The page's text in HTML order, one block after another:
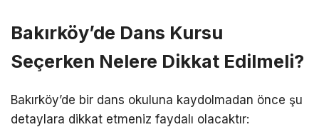
Bakırköy’de Dans Kursu
Seçerken Nelere Dikkat Edilmeli?
Bakırköy’de bir dans okuluna kaydolmadan önce şu
detaylara dikkat etmeniz faydalı olacaktır: